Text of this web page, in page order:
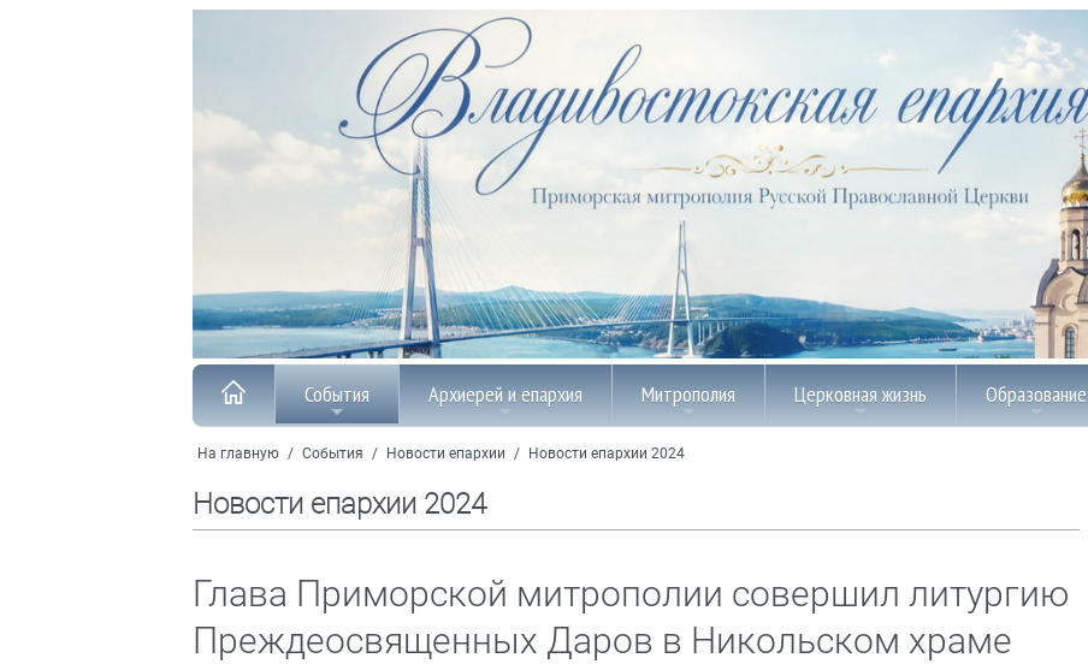
События Архиерей и епархия Митрополия Церковная жизнь Образование
На главную / События / Новости епархии / Новости епархии 2024
Новости епархии 2024
Глава Приморской митрополии совершил литургию
Преждеосвященных Даров в Никольском храме